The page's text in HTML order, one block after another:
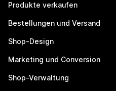
Produkte verkaufen
Bestellungen und Versand
Shop-Design
Marketing und Conversion
Shop-Verwaltung